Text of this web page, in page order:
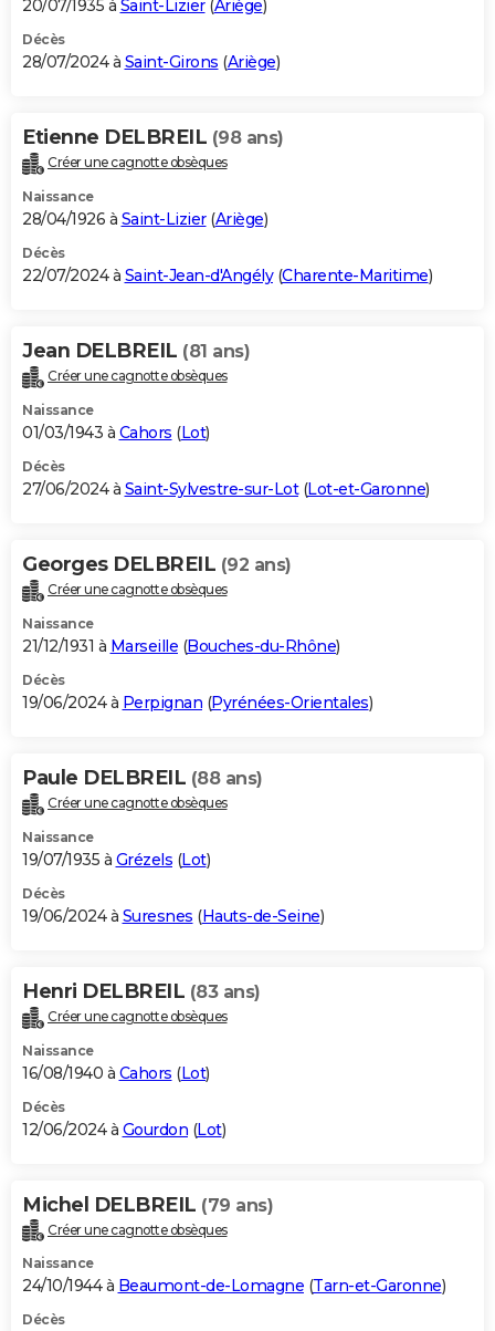
20/07/1935 à Saint-Lizier(Ariège)
Décès
28/07/2024 à Saint-Girons (Ariège)
Etienne DELBREIL (98 ans)
Créer une cagnotte obsèques
Naissance
28/04/1926 à Saint-Lizier(Ariège)
Décès
22/07/2024 à Saint-Jean-d'Angély(Charente-Maritime)
Jean DELBREIL (81 ans)
Créer une cagnotte obsèques
Naissance
01/03/1943 à Cahors (Lot)
Décès
27/06/2024 à Saint-Sylvestre-sur-Lot(Lot-et-Garonne)
Georges DELBREIL (92 ans)
Créer une cagnotte obsèques
Naissance
21/12/1931 à Marseille (Bouches-du-Rhône)
Décès
19/06/2024 à Perpignan (Pyrénées-Orientales)
Paule DELBREIL (88 ans)
Créer une cagnotte obsèques
Naissance
19/07/1935 à Grézels (Lot)
Décès
19/06/2024 à Suresnes (Hauts-de-Seine)
Henri DELBREIL (83 ans)
Créer une cagnotte obsèques
Naissance
16/08/1940 à Cahors (Lot)
Décès
12/06/2024 à Gourdon (Lot)
Michel DELBREIL (79 ans)
Créer une cagnotte obsèques
Naissance
24/10/1944 à Beaumont-de-Lomagne (Tarn-et-Garonne)
Décès